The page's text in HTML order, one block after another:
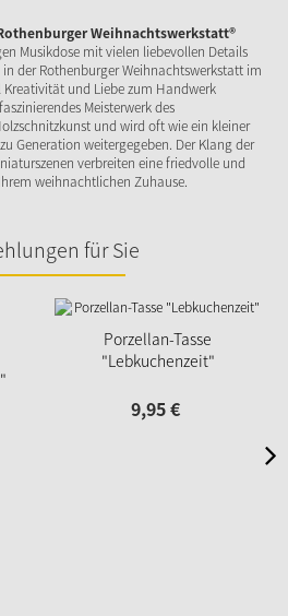
Weihnachtswerkstatt®
Musikdose mit vielen liebevollen Details
der Rothenburger Weihnachtswerkstatt im
und Liebe zum Handwerk
Meisterwerk des
und wird oft wie ein kleiner
Generation weitergegeben. Der Klang der
verbreiten eine friedvolle und
weihnachtlichen Zuhause.
für Sie
Porzellan-Tasse
"Lebkuchenzeit"
9,95€